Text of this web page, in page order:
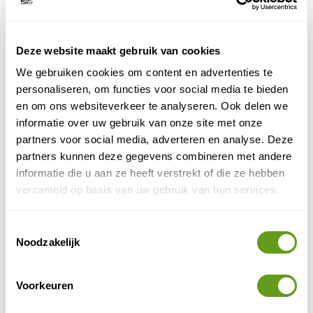
Deze website maakt gebruik van cookies
We gebruiken cookies om content en advertenties te
personaliseren, om functies voor social media te bieden
en om ons websiteverkeer te analyseren. Ook delen we
informatie over uw gebruik van onze site met onze
partners voor social media, adverteren en analyse. Deze
partners kunnen deze gegevens combineren met andere
informatie die u aan ze heeft verstrekt of die ze hebben
verzameld op basis van uw gebruik van hun services.
Noodzakelijk
Voorkeuren
wereldwijd en reisinformatie over de